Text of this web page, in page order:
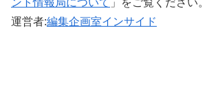
ント情報局について 」をご覧ください。 ‎
運営者:編集企画室インサイド